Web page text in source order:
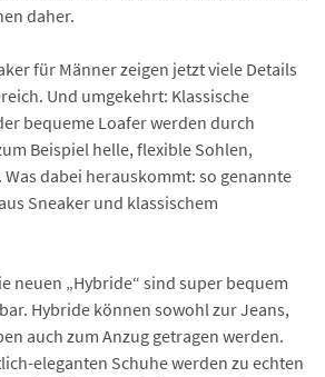
daher.
für Männer zeigen jetzt viele Details
Und umgekehrt: Klassische
bequeme Loafer werden durch
Beispiel helle, flexible Sohlen,
dabei herauskommt: so genannte
Sneaker und klassischem
neuen „Hybride“ sind super bequem
Hybride können sowohl zur Jeans,
auch zum Anzug getragen werden.
eleganten Schuhe werden zu echten